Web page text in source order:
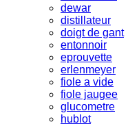
dewar
distillateur
doigt de gant
entonnoir
eprouvette
erlenmeyer
fiole a vide
fiole jaugee
glucometre
hublot